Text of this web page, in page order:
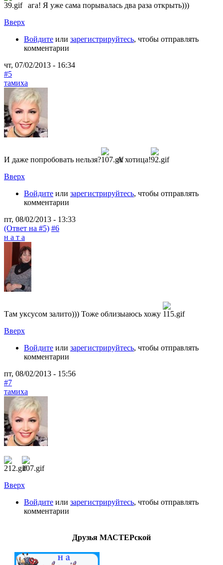
ага! Я уже сама порывалась два раза открыть)))
Вверх
Войдите или зарегистрируйтесь, чтобы отправлять
комментарии
чт, 07/02/2013 - 16:34
#5
тамиха
И даже попробовать нельзя?
А хотица!
Вверх
Войдите или зарегистрируйтесь, чтобы отправлять
комментарии
пт, 08/02/2013 - 13:33
(Ответ на #5) #6
н а т а
Там уксусом залито))) Тоже облизыаюсь хожу
Вверх
Войдите или зарегистрируйтесь, чтобы отправлять
комментарии
пт, 08/02/2013 - 15:56
#7
тамиха
Вверх
Войдите или зарегистрируйтесь, чтобы отправлять
комментарии
Друзья МАСТЕРской